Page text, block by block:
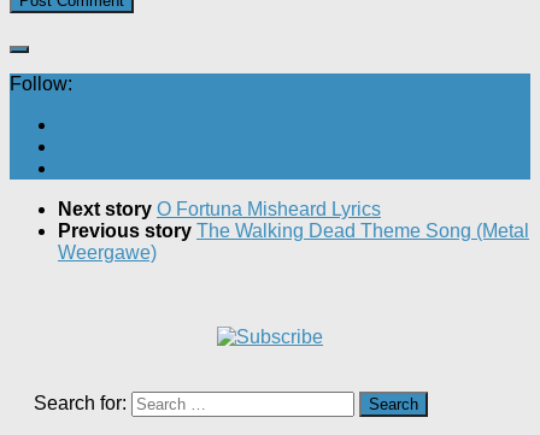
Follow:
Next story O Fortuna Misheard Lyrics
Previous story The Walking Dead Theme Song (Metal
Weergawe)
Search for: